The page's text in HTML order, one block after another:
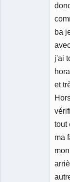
ba
j'ai
et
tout
ma